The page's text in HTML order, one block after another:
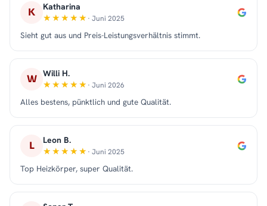
K Katharina
· Juni 2025
Sieht gut aus und Preis-Leistungsverhältnis stimmt.
W Willi H.
· Juni 2026
Alles bestens, pünktlich und gute Qualität.
L Leon B.
· Juni 2025
Top Heizkörper, super Qualität.